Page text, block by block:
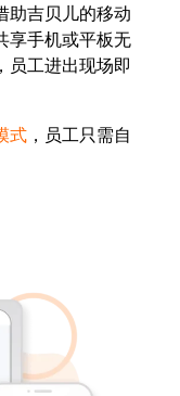
助吉贝儿的移动
享手机或平板无
员工进出现场即
式 ，员工只需自